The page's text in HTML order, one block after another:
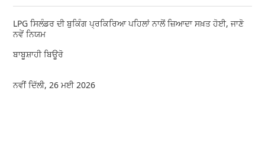
LPG ਸਿਲੰਡਰ ਦੀ ਬੁਕਿੰਗ ਪ੍ਰਕਿਰਿਆ ਪਹਿਲਾਂ ਨਾਲੋਂ ਜ਼ਿਆਦਾ ਸਖ਼ਤ ਹੋਈ, ਜਾਣੋ
ਨਵੇਂ ਨਿਯਮ
ਬਾਬੂਸ਼ਾਹੀ ਬਿਊਰੋ
ਨਵੀਂ ਦਿੱਲੀ, 26 ਮਈ 2026